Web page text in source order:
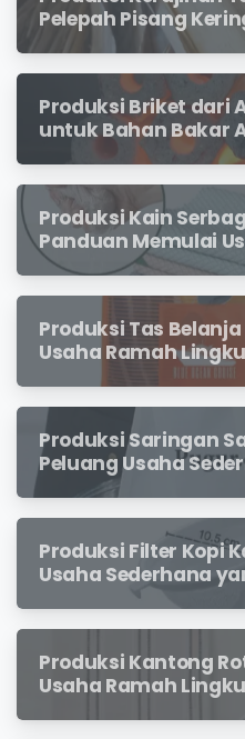
Pelepah Pisang
Kreatif Bernilai Jual
Produksi Briket dari
untuk Bahan Bakar
Produksi Kain
Panduan Memulai
Menjanjikan untuk
Produksi Tas
Usaha Ramah
Produksi Saringan
Peluang Usaha
Permintaan yang
Produksi Filter Kopi
Usaha Sederhana
Diminati Pecinta Kopi
Produksi Kantong
Usaha Ramah